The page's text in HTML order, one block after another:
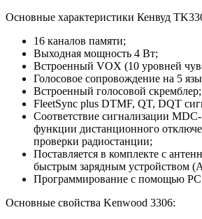
Основные характеристики Кенвуд
16 каналов памяти;
Выходная мощность 4 Вт;
Встроенный VOX (10 уровней
Голосовое сопровождение на 5
Встроенный голосовой скремблер;
FleetSync plus DTMF, QT, DQT
Соответствие сигнализации
функции дистанционного
проверки радиостанции;
Поставляется в комплекте с
быстрым зарядным устройством
Программирование с помощью
Основные свойства Kenwood 3306: